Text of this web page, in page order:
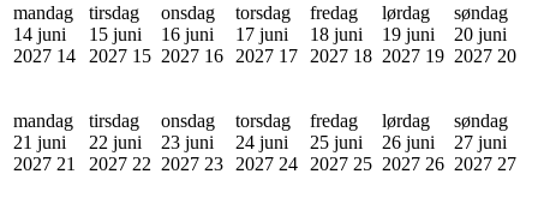
mandag
14 juni
2027 14
tirsdag
15 juni
2027 15
onsdag
16 juni
2027 16
torsdag
17 juni
2027 17
fredag
18 juni
2027 18
lørdag
19 juni
2027 19
søndag
20 juni
2027 20
mandag
21 juni
2027 21
tirsdag
22 juni
2027 22
onsdag
23 juni
2027 23
torsdag
24 juni
2027 24
fredag
25 juni
2027 25
lørdag
26 juni
2027 26
søndag
27 juni
2027 27